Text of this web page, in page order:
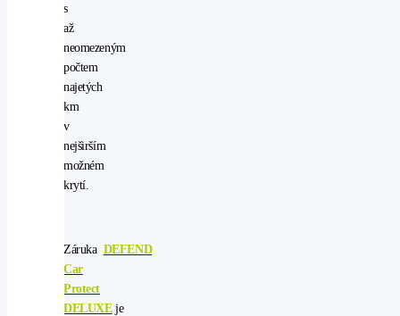
s
až
neomezeným
počtem
najetých
km
v
nejširším
možném
krytí.
Záruka DEFEND
Car
Protect
DELUXEje